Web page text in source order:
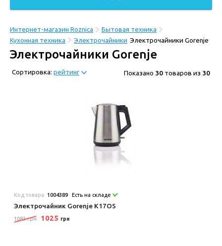
Интернет-магазин Roznica
Бытовая техника
Кухонная техника
Электрочайники Электрочайники Gorenje
Электрочайники Gorenje
Сортировка: рейтинг Показано 30 товаров из 30
Код товара: 1004389 Есть на складе
Электрочайник Gorenje K17OS
1083 грн 1025 грн